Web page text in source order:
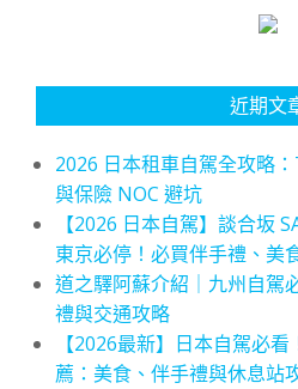
近期文
2026 日本租車自駕全攻略
與保險 NOC 避坑
【2026 日本自駕】談合坂
東京必停！必買伴手禮、美
道之驛阿蘇介紹｜九州自駕
禮與交通攻略
【2026最新】日本自駕必
薦：美食、伴手禮與休息站